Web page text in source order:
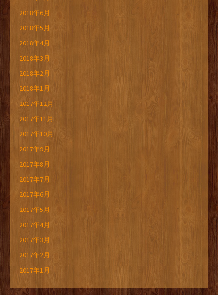
2018年6月
2018年5月
2018年4月
2018年3月
2018年2月
2018年1月
2017年12月
2017年11月
2017年10月
2017年9月
2017年8月
2017年7月
2017年6月
2017年5月
2017年4月
2017年3月
2017年2月
2017年1月